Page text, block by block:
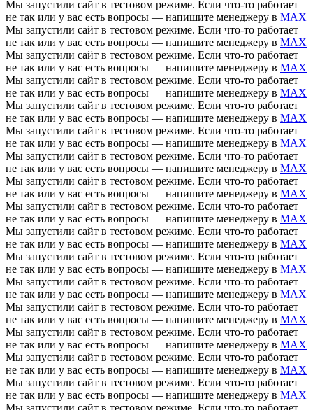
Мы запустили сайт в тестовом режиме. Если что-то работает
не так или у вас есть вопросы — напишите менеджеру в MAX
Мы запустили сайт в тестовом режиме. Если что-то работает
не так или у вас есть вопросы — напишите менеджеру в MAX
Мы запустили сайт в тестовом режиме. Если что-то работает
не так или у вас есть вопросы — напишите менеджеру в MAX
Мы запустили сайт в тестовом режиме. Если что-то работает
не так или у вас есть вопросы — напишите менеджеру в MAX
Мы запустили сайт в тестовом режиме. Если что-то работает
не так или у вас есть вопросы — напишите менеджеру в MAX
Мы запустили сайт в тестовом режиме. Если что-то работает
не так или у вас есть вопросы — напишите менеджеру в MAX
Мы запустили сайт в тестовом режиме. Если что-то работает
не так или у вас есть вопросы — напишите менеджеру в MAX
Мы запустили сайт в тестовом режиме. Если что-то работает
не так или у вас есть вопросы — напишите менеджеру в MAX
Мы запустили сайт в тестовом режиме. Если что-то работает
не так или у вас есть вопросы — напишите менеджеру в MAX
Мы запустили сайт в тестовом режиме. Если что-то работает
не так или у вас есть вопросы — напишите менеджеру в MAX
Мы запустили сайт в тестовом режиме. Если что-то работает
не так или у вас есть вопросы — напишите менеджеру в MAX
Мы запустили сайт в тестовом режиме. Если что-то работает
не так или у вас есть вопросы — напишите менеджеру в MAX
Мы запустили сайт в тестовом режиме. Если что-то работает
не так или у вас есть вопросы — напишите менеджеру в MAX
Мы запустили сайт в тестовом режиме. Если что-то работает
не так или у вас есть вопросы — напишите менеджеру в MAX
Мы запустили сайт в тестовом режиме. Если что-то работает
не так или у вас есть вопросы — напишите менеджеру в MAX
Мы запустили сайт в тестовом режиме. Если что-то работает
не так или у вас есть вопросы — напишите менеджеру в MAX
Мы запустили сайт в тестовом режиме. Если что-то работает